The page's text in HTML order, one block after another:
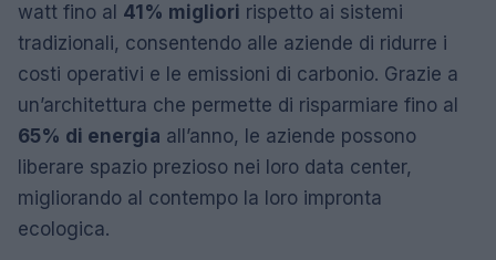
watt fino al 41% migliori rispetto ai sistemi
tradizionali, consentendo alle aziende di ridurre i
costi operativi e le emissioni di carbonio. Grazie a
un’architettura che permette di risparmiare fino al
65% di energia all’anno, le aziende possono
liberare spazio prezioso nei loro data center,
migliorando al contempo la loro impronta
ecologica.